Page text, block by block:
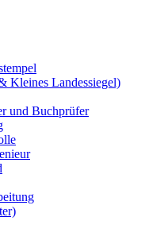
Kleines Landessiegel)
und Buchprüfer